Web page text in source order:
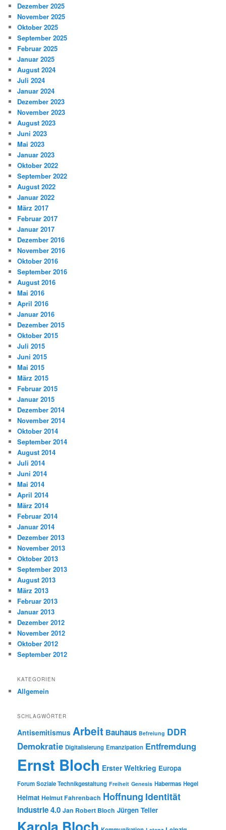
Dezember 2025
November 2025
Oktober 2025
September 2025
Februar 2025
Januar 2025
August 2024
Juli 2024
Januar 2024
Dezember 2023
November 2023
August 2023
Juni 2023
Mai 2023
Januar 2023
Oktober 2022
September 2022
August 2022
Januar 2022
März 2017
Februar 2017
Januar 2017
Dezember 2016
November 2016
Oktober 2016
September 2016
August 2016
Mai 2016
April 2016
Januar 2016
Dezember 2015
Oktober 2015
Juli 2015
Juni 2015
Mai 2015
März 2015
Februar 2015
Januar 2015
Dezember 2014
November 2014
Oktober 2014
September 2014
August 2014
Juli 2014
Juni 2014
Mai 2014
April 2014
März 2014
Februar 2014
Januar 2014
Dezember 2013
November 2013
Oktober 2013
September 2013
August 2013
März 2013
Februar 2013
Januar 2013
Dezember 2012
November 2012
Oktober 2012
September 2012
KATEGORIEN
Allgemein
SCHLAGWÖRTER
Antisemitismus Arbeit Bauhaus Befreiung DDR
Demokratie Digitalisierung Emanzipation Entfremdung
Ernst Bloch Erster Weltkrieg Europa
Forum Soziale Technikgestaltung Freiheit Genesis Habermas Hegel
Heimat Helmut Fahrenbach Hoffnung Identität
Industrie 4.0 Jan Robert Bloch Jürgen Teller